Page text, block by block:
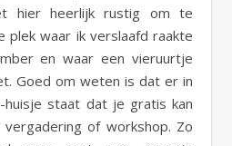
hier heerlijk rustig om te
plek waar ik verslaafd raakte
en waar een vieruurtje
Goed om weten is dat er in
huisje staat dat je gratis kan
of workshop. Zo